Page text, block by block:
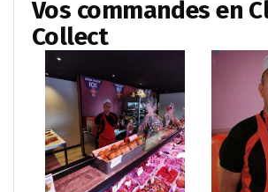
Vos commandes en
Collect